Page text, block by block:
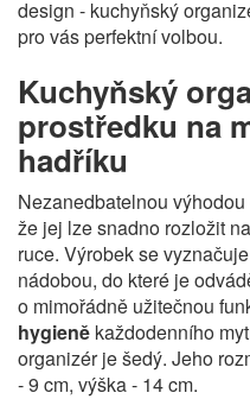
design - kuchyňský
pro vás perfektní volbou.
Kuchyňský
prostředku na
hadříku
Nezanedbatelnou
že jej lze snadno rozložit
ruce. Výrobek se
nádobou, do které je
o mimořádně užitečnou
hygieně každodenního
organizér je šedý. Jeho
- 9 cm, výška - 14 cm.